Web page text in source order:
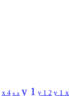
x 4 x x y 1 y 1 2 y 1 x